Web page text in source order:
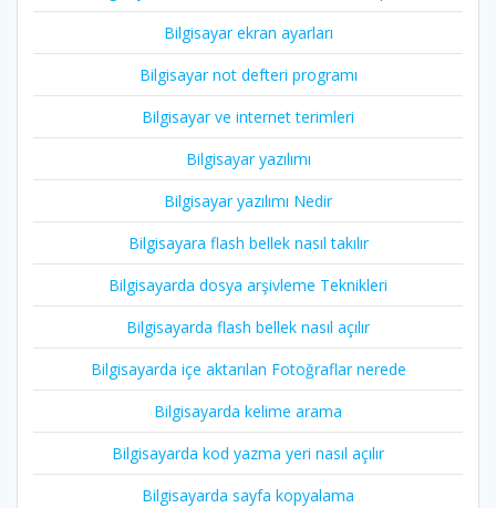
Bilgisayar ekran ayarları
Bilgisayar not defteri programı
Bilgisayar ve internet terimleri
Bilgisayar yazılımı
Bilgisayar yazılımı Nedir
Bilgisayara flash bellek nasıl takılır
Bilgisayarda dosya arşivleme Teknikleri
Bilgisayarda flash bellek nasıl açılır
Bilgisayarda içe aktarılan Fotoğraflar nerede
Bilgisayarda kelime arama
Bilgisayarda kod yazma yeri nasıl açılır
Bilgisayarda sayfa kopyalama